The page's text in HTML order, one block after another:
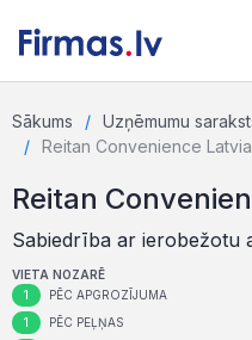
Sākums
Uzņēmumu
Reitan Convenience
Reitan
Sabiedrība ar ierobežotu
VIETA NOZARĒ
1 PĒC APGROZĪJUMA
1 PĒC PEĻŅAS